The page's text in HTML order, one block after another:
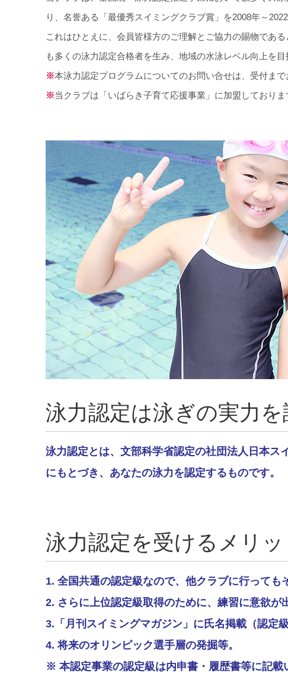
り、名誉ある「最優秀スイミングクラブ賞」を2008年～
これはひとえに、会員皆様方のご理解とご協力の賜物であ
も多くの泳力認定合格者を生み、地域の水泳レベル向上を
※本泳力認定プログラムについてのお問い合せは、受付まで
※当クラブは「いばらき子育て応援事業」に加盟しておりま
泳力認定は泳ぎの実力
泳力認定とは、文部科学省認定の社団法人日本ス
にもとづき、あなたの泳力を認定するものです。
泳力認定を受けるメリッ
1. 全国共通の認定級なので、他クラブに行っても
2. さらに上位認定級取得のために、練習に意欲が
3.「月刊スイミングマガジン」に氏名掲載（認定級
4. 将来のオリンピック選手層の発掘等。
※ 本認定事業の認定級は内申書・履歴書等に記載